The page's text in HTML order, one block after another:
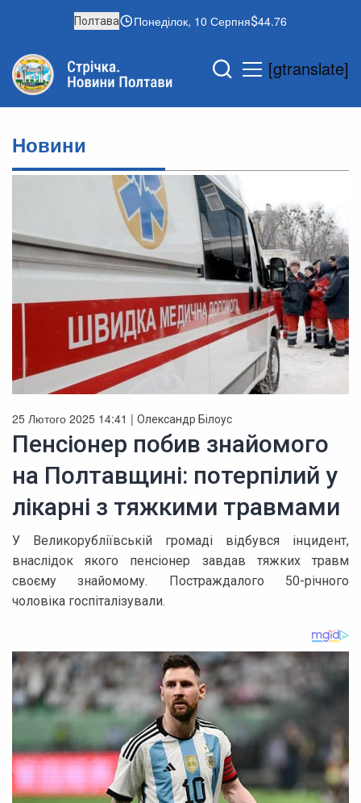
Полтава Понеділок, 10 Серпня 44.76
[gtranslate]
Новини
25 Лютого 2025 14:41 | Олександр Білоус
Пенсіонер побив знайомого
на Полтавщині: потерпілий у
лікарні з тяжкими травмами
У Великорубліївській громаді відбувся інцидент,
внаслідок якого пенсіонер завдав тяжких травм
своєму знайомому. Постраждалого 50-річного
чоловіка госпіталізували.